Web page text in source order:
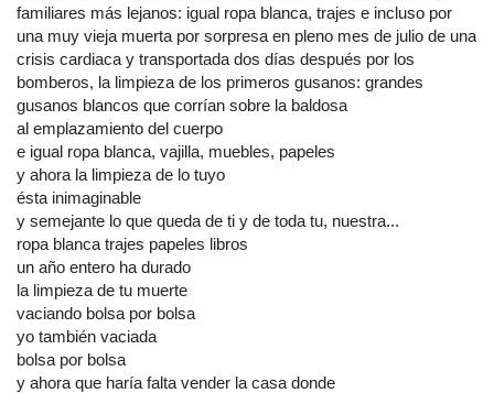
familiares más lejanos: igual ropa blanca, trajes e incluso por
una muy vieja muerta por sorpresa en pleno mes de julio de una
crisis cardiaca y transportada dos días después por los
bomberos, la limpieza de los primeros gusanos: grandes
gusanos blancos que corrían sobre la baldosa
al emplazamiento del cuerpo
e igual ropa blanca, vajilla, muebles, papeles
y ahora la limpieza de lo tuyo
ésta inimaginable
y semejante lo que queda de ti y de toda tu, nuestra...
ropa blanca trajes papeles libros
un año entero ha durado
la limpieza de tu muerte
vaciando bolsa por bolsa
yo también vaciada
bolsa por bolsa
y ahora que haría falta vender la casa donde